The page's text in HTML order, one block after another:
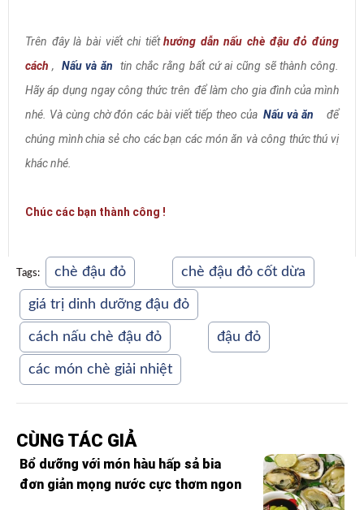
Trên đây là bài viết chi tiết hướng dẫn nấu chè đậu đỏ đúng
cách , Nấu và ăn
tin chắc rằng bất cứ ai cũng sẽ thành công.
Hãy áp dụng ngay công thức trên để làm cho gia đình của mình
nhé. Và cùng chờ đón các bài viết tiếp theo của Nấu và ăn
để
chúng mình chia sẻ cho các bạn các món ăn và công thức thú vị
khác nhé.
Chúc các bạn thành công !
Tags: chè đậu đỏ chè đậu đỏ cốt dừa
giá trị dinh dưỡng đậu đỏ
cách nấu chè đậu đỏ đậu đỏ
các món chè giải nhiệt
CÙNG TÁC GIẢ
Bổ dưỡng với món hàu hấp sả bia
đơn giản mọng nước cực thơm ngon